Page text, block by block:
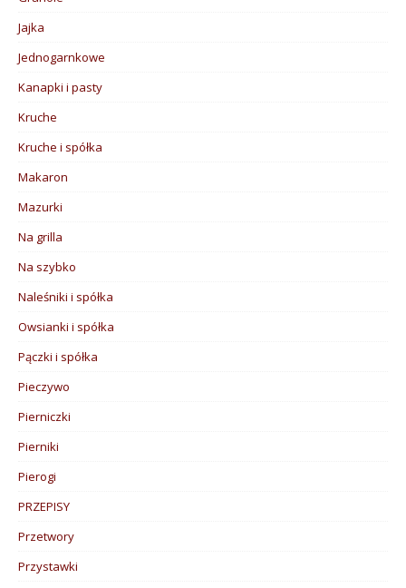
Jajka
Jednogarnkowe
Kanapki i pasty
Kruche
Kruche i spółka
Makaron
Mazurki
Na grilla
Na szybko
Naleśniki i spółka
Owsianki i spółka
Pączki i spółka
Pieczywo
Pierniczki
Pierniki
Pierogi
PRZEPISY
Przetwory
Przystawki